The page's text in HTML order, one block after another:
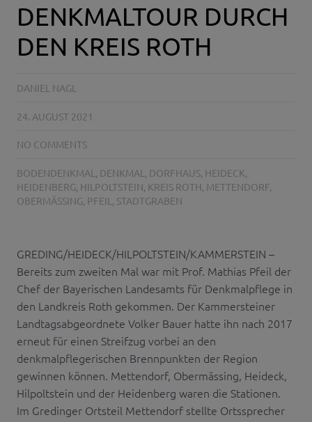
DENKMALTOUR DURCH
DEN KREIS ROTH
DANIEL NAGL
24. AUGUST 2021
NO COMMENTS
BODENDENKMAL , DENKMAL , DORFHAUS, HEIDECK,
HEIDENBERG, HILPOLTSTEIN, KREIS ROTH, METTENDORF,
OBERMÄSSING, PFEIL , STADTGRABEN
GREDING/HEIDECK/HILPOLTSTEIN/KAMMERSTEIN –
Bereits zum zweiten Mal war mit Prof. Mathias Pfeil der
Chef der Bayerischen Landesamts für Denkmalpflege in
den Landkreis Roth gekommen. Der Kammersteiner
Landtagsabgeordnete Volker Bauer hatte ihn nach 2017
erneut für einen Streifzug vorbei an den
denkmalpflegerischen Brennpunkten der Region
gewinnen können. Mettendorf, Obermässing, Heideck,
Hilpoltstein und der Heidenberg waren die Stationen.
Im Gredinger Ortsteil Mettendorf stellte Ortssprecher